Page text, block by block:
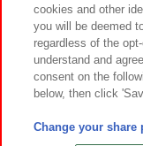
cookies and other
you will be deemed
regardless of the
understand and
consent on the
below, then click
Change your share